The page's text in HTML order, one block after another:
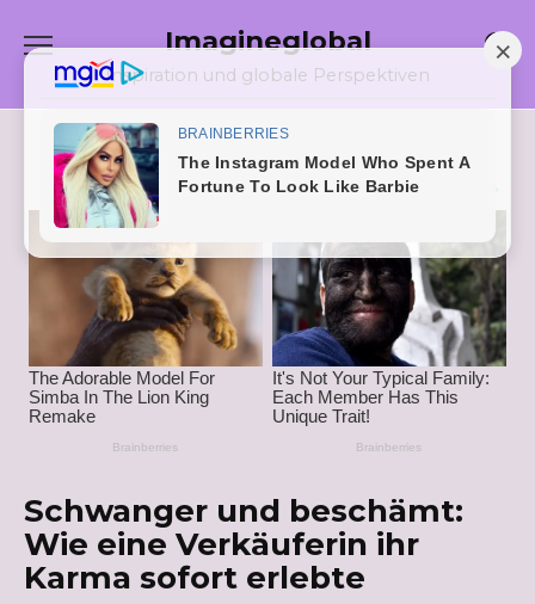
content
Imagineglobal
Inspiration und globale Perspektiven
Schwanger und beschämt:
Wie eine Verkäuferin ihr
Karma sofort erlebte